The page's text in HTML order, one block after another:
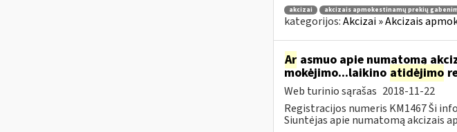
akcizai akcizais apmokestinamų prekių
kategorijos:Akcizai » Akcizais
Arasmuo apie numatomą
mokėjimo...laikino atidėjimo
Web turinio sąrašas 2018-11-22
Registracijos numeris KM1467 Ši
Siuntėjas apie numatomą akcizais